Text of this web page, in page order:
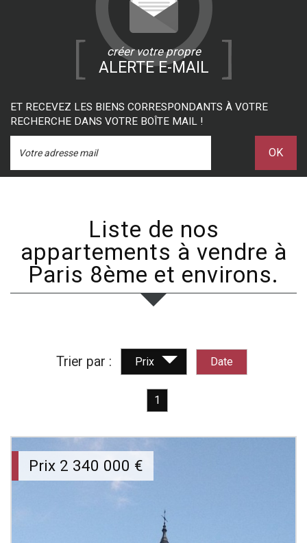
créer votre propre
ALERTE E-MAIL
ET RECEVEZ LES BIENS CORRESPONDANTS À VOTRE
RECHERCHE DANS VOTRE BOÎTE MAIL !
OK
Liste de nos
appartements à vendre à
Paris 8ème et environs.
Trier par : Prix Date
1
Prix 2 340 000 €